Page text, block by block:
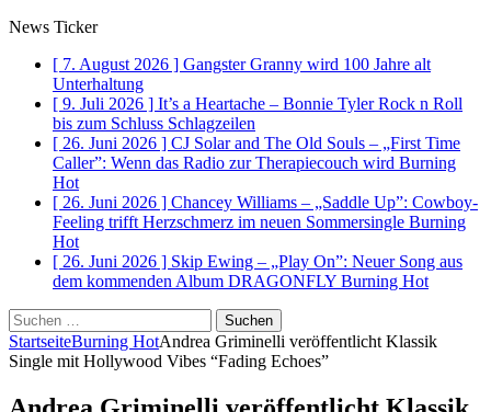
News Ticker
[ 7. August 2026 ] Gangster Granny wird 100 Jahre alt
Unterhaltung
[ 9. Juli 2026 ] It’s a Heartache – Bonnie Tyler Rock n Roll
bis zum Schluss Schlagzeilen
[ 26. Juni 2026 ] CJ Solar and The Old Souls – „First Time
Caller”: Wenn das Radio zur Therapiecouch wird Burning
Hot
[ 26. Juni 2026 ] Chancey Williams – „Saddle Up”: Cowboy-
Feeling trifft Herzschmerz im neuen Sommersingle Burning
Hot
[ 26. Juni 2026 ] Skip Ewing – „Play On”: Neuer Song aus
dem kommenden Album DRAGONFLY Burning Hot
Suchen
nach:
StartseiteBurning HotAndrea Griminelli veröffentlicht Klassik
Single mit Hollywood Vibes “Fading Echoes”